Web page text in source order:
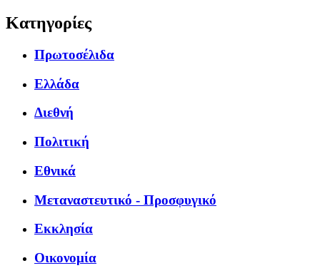
Κατηγορίες
Πρωτοσέλιδα
Ελλάδα
Διεθνή
Πολιτική
Εθνικά
Μεταναστευτικό - Προσφυγικό
Εκκλησία
Οικονομία